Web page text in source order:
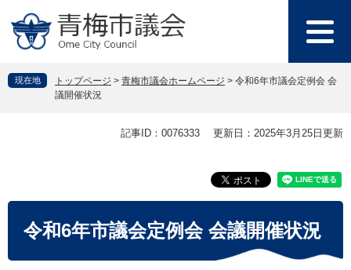
先
頭
を
飛
現在地 トップページ > 青梅市議会ホームページ > 令和6年市議会定例会 会
議開催状況
記事ID：0076333 更新日：2025年3月25日更新
令和6年市議会定例会 会議開催状況